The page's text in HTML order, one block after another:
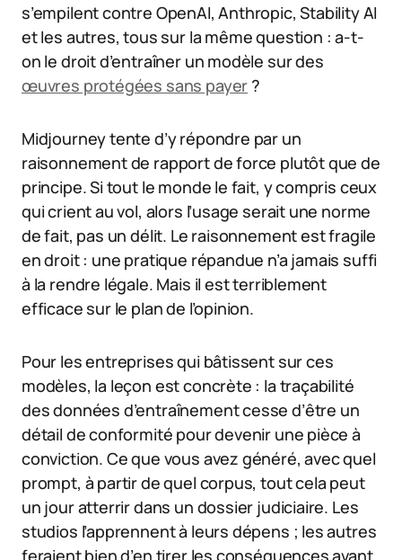
s’empilent contre OpenAI, Anthropic, Stability AI
et les autres, tous sur la même question : a-t-
on le droit d’entraîner un modèle sur des
œuvres protégées sans payer ?
Midjourney tente d’y répondre par un
raisonnement de rapport de force plutôt que de
principe. Si tout le monde le fait, y compris ceux
qui crient au vol, alors l’usage serait une norme
de fait, pas un délit. Le raisonnement est fragile
en droit : une pratique répandue n’a jamais suffi
à la rendre légale. Mais il est terriblement
efficace sur le plan de l’opinion.
Pour les entreprises qui bâtissent sur ces
modèles, la leçon est concrète : la traçabilité
des données d’entraînement cesse d’être un
détail de conformité pour devenir une pièce à
conviction. Ce que vous avez généré, avec quel
prompt, à partir de quel corpus, tout cela peut
un jour atterrir dans un dossier judiciaire. Les
studios l’apprennent à leurs dépens ; les autres
feraient bien d’en tirer les conséquences avant